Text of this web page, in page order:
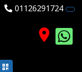
01126291724
place